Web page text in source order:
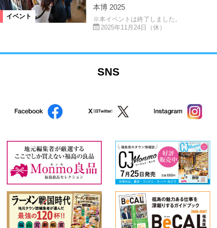
イベント
本博 2025
※本イベントは終了しました。
2025年11月24日（休）
SNS